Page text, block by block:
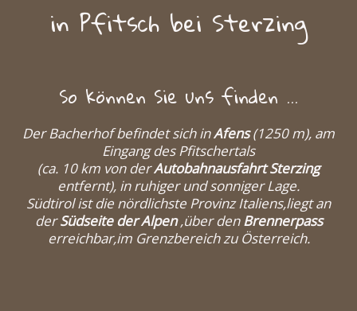
in Pfitsch bei Sterzing
So können Sie uns finden ...
Der Bacherhof befindet sich inAfens(1250 m), am
Eingang des Pfitschertals
(ca. 10 km von derAutobahnausfahrt Sterzing
entfernt), in ruhiger und sonniger Lage.
Südtirol ist die nördlichste Provinz Italiens,liegt an
derSüdseite der Alpen,über denBrennerpass
erreichbar,im Grenzbereich zu Österreich.